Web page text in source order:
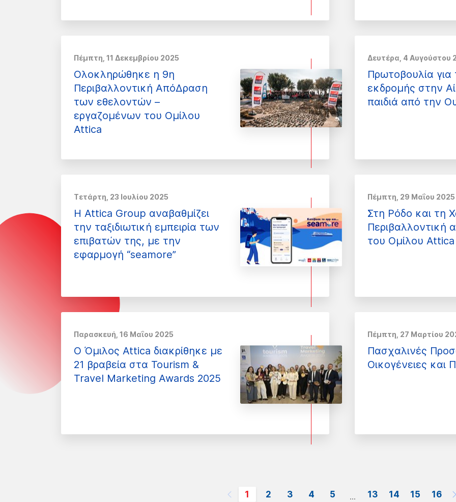
Πέμπτη, 11 Δεκεμβρίου 2025
Ολοκληρώθηκε η 9η
Περιβαλλοντική ΑπόΔραση
των εθελοντών –
εργαζομένων του Ομίλου
Attica
Δευτέρα, 4 Αυγούστου
Πρωτοβουλία για
εκδρομής στην
παιδιά από την
Τετάρτη, 23 Ιουλίου 2025
Η Attica Group αναβαθμίζει
την ταξιδιωτική εμπειρία των
επιβατών της, με την
εφαρμογή “seamore”
Πέμπτη, 29 Μαΐου 2025
Στη Ρόδο και τη
Περιβαλλοντική
του Ομίλου Attica
Παρασκευή, 16 Μαΐου 2025
Ο Όμιλος Attica διακρίθηκε με
21 βραβεία στα Tourism &
Travel Marketing Awards 2025
Πέμπτη, 27 Μαρτίου
Πασχαλινές
Οικογένειες και
1 2 3 4 5 ... 13 14 15 16